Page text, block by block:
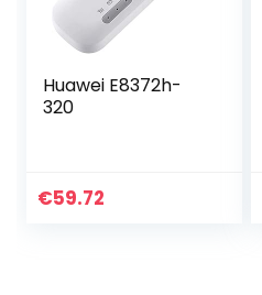
Huawei E8372h-
320
€59.72